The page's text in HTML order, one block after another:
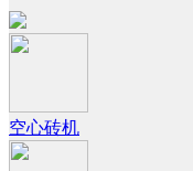
空心砖机